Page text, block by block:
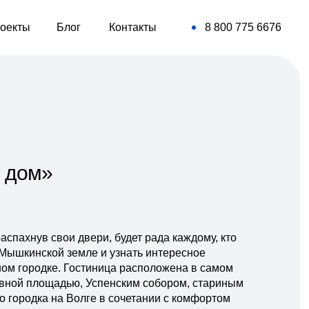
Контакты 8 800 775 6676
Блог
дом»
свои двери, будет рада каждому, кто
земле и узнать интересное
городке. Гостиница расположена в самом
площадью, Успенским собором, стариным
городка на Волге в сочетании с комфортом